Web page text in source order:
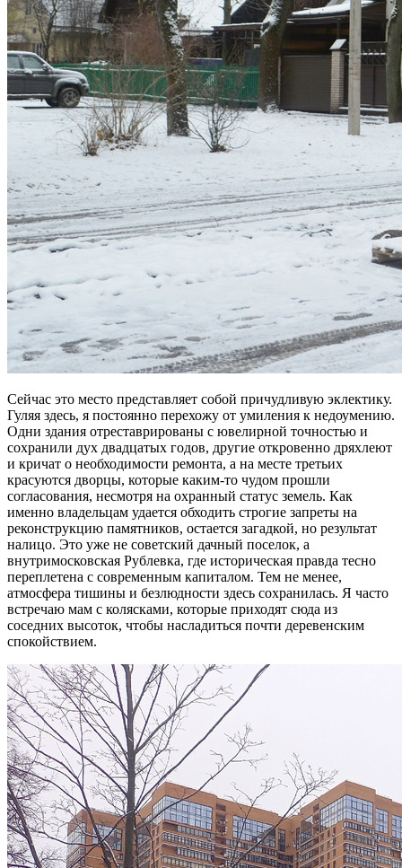
Сейчас это место представляет собой причудливую эклектику.
Гуляя здесь, я постоянно перехожу от умиления к недоумению.
Одни здания отреставрированы с ювелирной точностью и
сохранили дух двадцатых годов, другие откровенно дряхлеют
и кричат о необходимости ремонта, а на месте третьих
красуются дворцы, которые каким-то чудом прошли
согласования, несмотря на охранный статус земель. Как
именно владельцам удается обходить строгие запреты на
реконструкцию памятников, остается загадкой, но результат
налицо. Это уже не советский дачный поселок, а
внутримосковская Рублевка, где историческая правда тесно
переплетена с современным капиталом. Тем не менее,
атмосфера тишины и безлюдности здесь сохранилась. Я часто
встречаю мам с колясками, которые приходят сюда из
соседних высоток, чтобы насладиться почти деревенским
спокойствием.